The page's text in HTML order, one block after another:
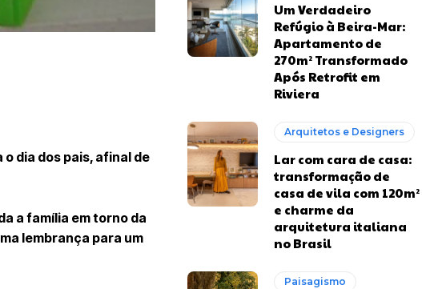
dia dos pais, afinal de
a família em torno da
lembrança para um
Um Verdadeiro
Refúgio à Beira-Mar:
Apartamento de
270m² Transformado
Após Retrofit em
Riviera
Arquitetos e Designers
Lar com cara de casa:
transformação de
casa de vila com 120m²
e charme da
arquitetura italiana
no Brasil
Paisagismo